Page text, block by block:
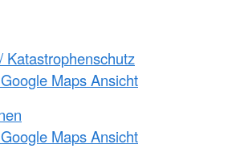
Katastrophenschutz
Maps Ansicht
Maps Ansicht